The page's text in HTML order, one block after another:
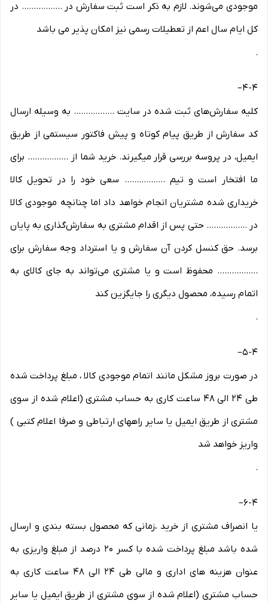
موجودی می‌‏شوند. لازم به ذکر است ثبت سفارش در ................. در
کل ایام سال اعم از تعطیلات رسمی نیز امکان پذیر می باشد
.
4-۴–
کلیه سفارش‌‏های ثبت شده در سایت ................. به وسیله ارسال
کد سفارش از طریق پیام کوتاه و پیش فاکتور سیستمی از طریق
ایمیل، در پروسه بررسی قرار میگیرند. خرید شما از ................. برای
ما افتخار است و تیم ................. سعی خود را در تحویل کالا
خریداری شده مشتریان انجام خواهد داد اما چنانچه موجودی کالا
در ................. حتی پس از اقدام مشتری به سفارش‌‏گذاری به پایان
برسد. حق کنسل کردن آن سفارش و یا استرداد وجه سفارش برای
................. محفوظ است و یا مشتری می‏‌تواند به جای کالای به
اتمام رسیده، محصول دیگری را جایگزین کند
.
5-۴–
در صورت بروز مشکل مانند اتمام موجودی کالا ، مبلغ پرداخت شده
طی ۲۴ الی ۴۸ ساعت کاری به حساب مشتری (اعلام شده از سوی
مشتری از طریق ایمیل یا سایر راههای ارتباطی و صرفا اعلام کتبی )
واریز خواهد شد
.
6-۴–
یا انصراف مشتری از خرید ،زمانی که محصول بسته بندی و ارسال
شده باشد مبلغ پرداخت شده با کسر ۲۰ درصد از مبلغ واریزی به
عنوان هزینه های اداری و مالی طی ۲۴ الی ۴۸ ساعت کاری به
حساب مشتری (اعلام شده از سوی مشتری از طریق ایمیل یا سایر